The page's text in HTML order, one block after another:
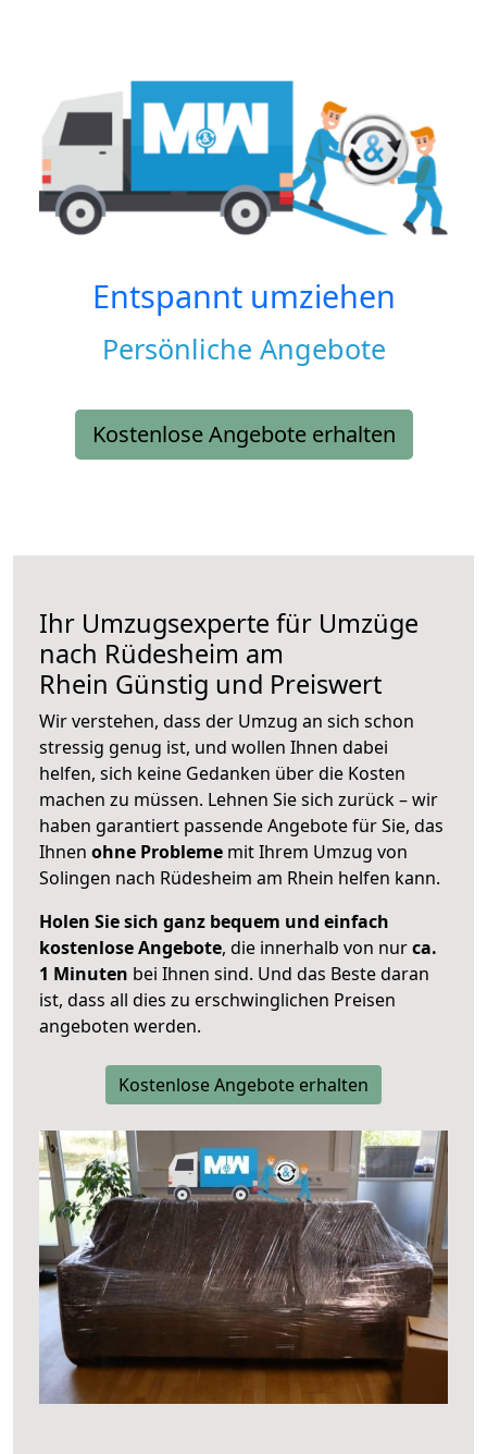
Entspannt umziehen
Persönliche Angebote
Kostenlose Angebote erhalten
Ihr Umzugsexperte für Umzüge
nach Rüdesheim am
Rhein Günstig und Preiswert
Wir verstehen, dass der Umzug an sich schon
stressig genug ist, und wollen Ihnen dabei
helfen, sich keine Gedanken über die Kosten
machen zu müssen. Lehnen Sie sich zurück – wir
haben garantiert passende Angebote für Sie, das
Ihnen ohne Probleme mit Ihrem Umzug von
Solingen nach Rüdesheim am Rhein helfen kann.
Holen Sie sich ganz bequem und einfach
kostenlose Angebote, die innerhalb von nurca.
1 Minuten bei Ihnen sind. Und das Beste daran
ist, dass all dies zu erschwinglichen Preisen
angeboten werden.
Kostenlose Angebote erhalten